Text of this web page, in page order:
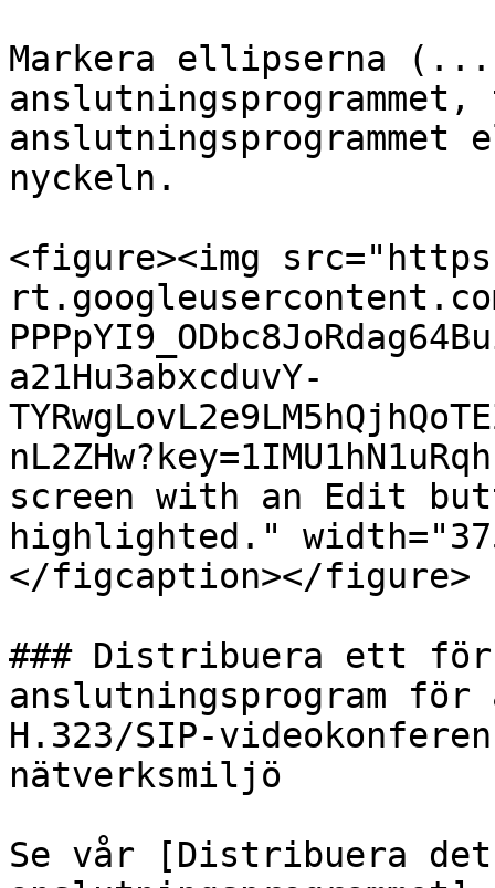
Markera ellipserna
nyckeln.
<figure><img
a21Hu3abxcduvY-
screen with an Edit
highlighted."
</figcaption></figure>
### Distribuera ett
anslutningsprogram
H.323/SIP-
nätverksmiljö
Se vår [Distribuera